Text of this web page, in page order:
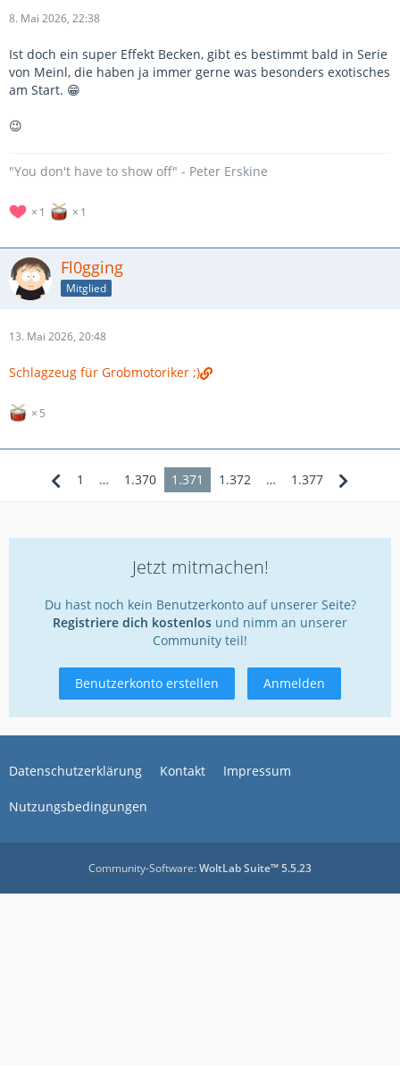
8. Mai 2026, 22:38
Ist doch ein super Effekt Becken, gibt es bestimmt bald in Serie
von Meinl, die haben ja immer gerne was besonders exotisches
am Start. 😁
😉
"You don't have to show off" - Peter Erskine
1 1
Fl0gging
Mitglied
13. Mai 2026, 20:48
Schlagzeug für Grobmotoriker ;)
5
1 … 1.370 1.371 1.372 … 1.377
Jetzt mitmachen!
Du hast noch kein Benutzerkonto auf unserer Seite?
Registriere dich kostenlos und nimm an unserer
Community teil!
Benutzerkonto erstellen Anmelden
Datenschutzerklärung Kontakt Impressum
Nutzungsbedingungen
Community-Software:WoltLab Suite™ 5.5.23